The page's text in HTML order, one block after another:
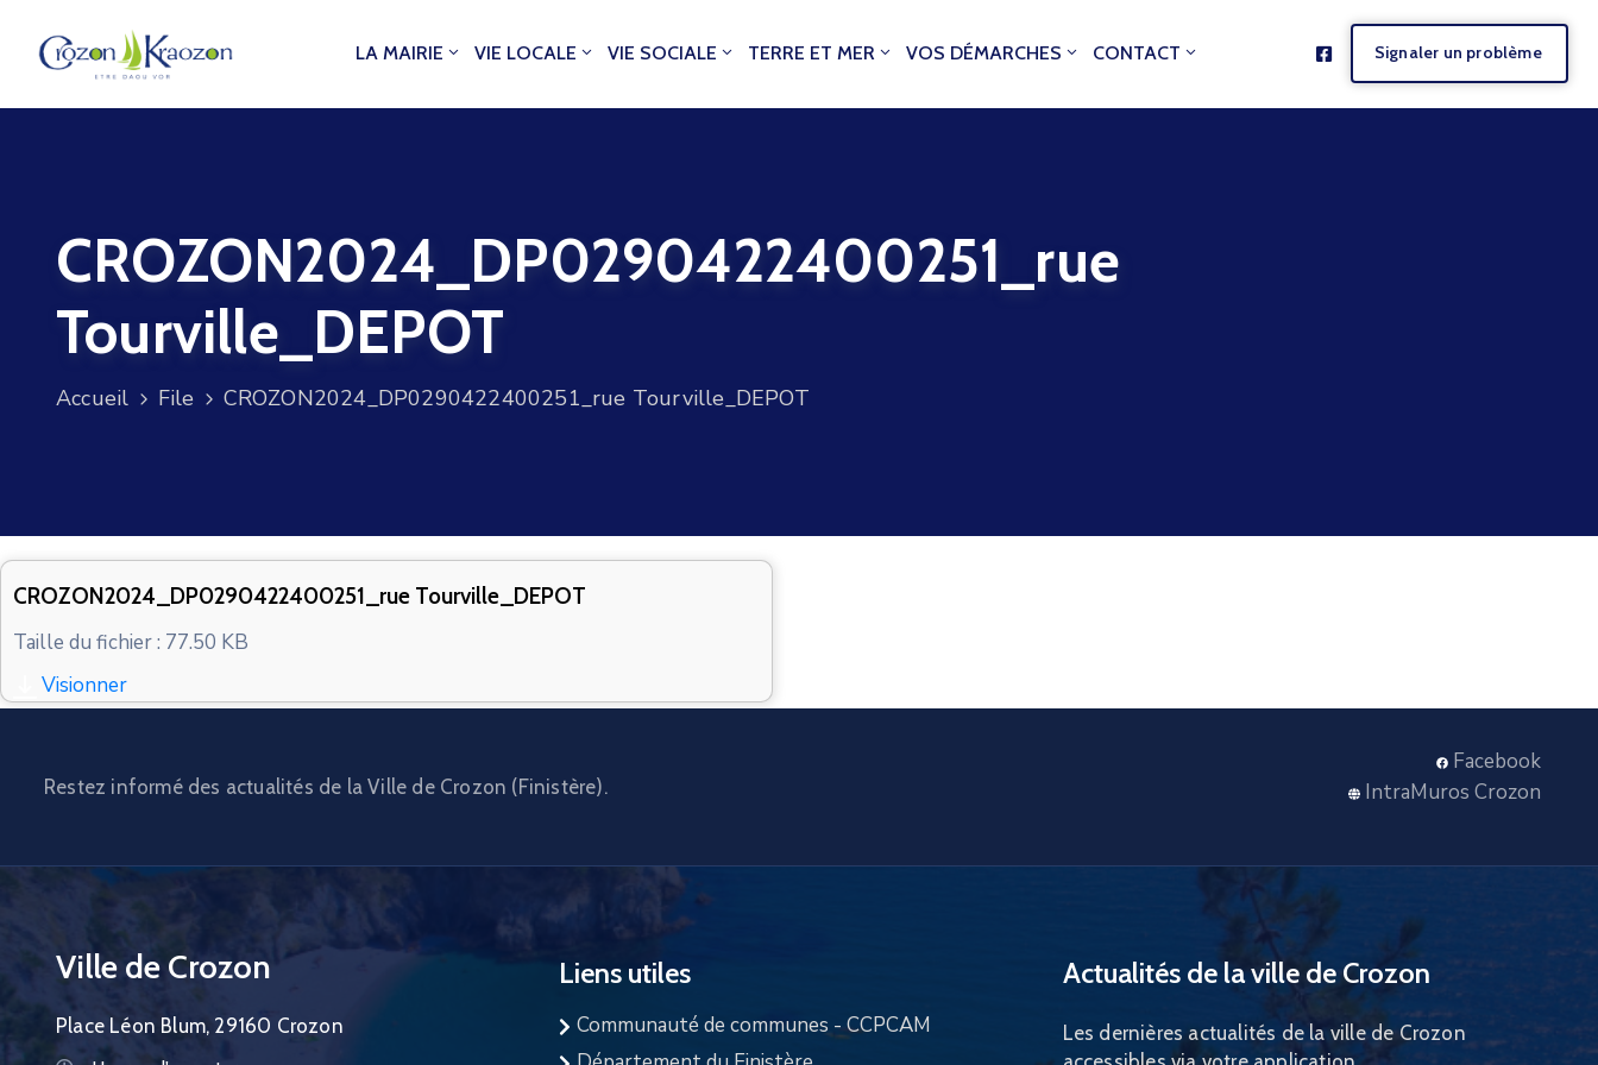
LA MAIRIE VIE LOCALE VIE SOCIALE TERRE ET MER VOS DÉMARCHES CONTACT Signaler un problème
CROZON2024_DP0290422400251_rue
Tourville_DEPOT
Accueil File CROZON2024_DP0290422400251_rue Tourville_DEPOT
CROZON2024_DP0290422400251_rue Tourville_DEPOT
Taille du fichier : 77.50 KB
Visionner
Restez informé des actualités de la Ville de Crozon (Finistère).
Facebook
IntraMuros Crozon
Ville de Crozon
Place Léon Blum, 29160 Crozon
Liens utiles
Communauté de communes - CCPCAM
Actualités de la ville de Crozon
Les dernières actualités de la ville de Crozon